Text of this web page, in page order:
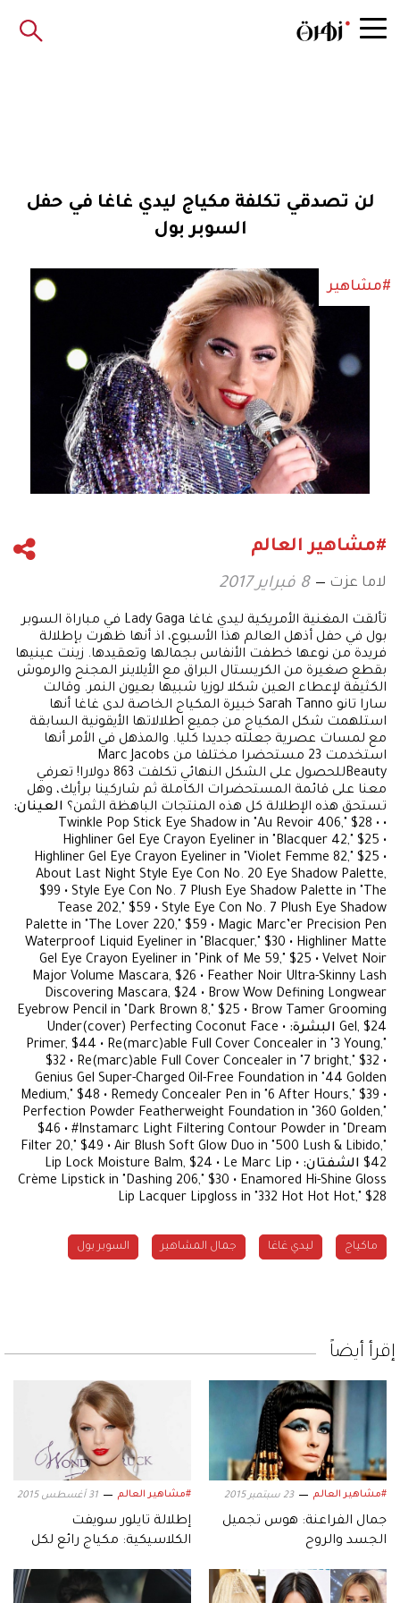
لن تصدقي تكلفة مكياج ليدي غاغا في حفل
السوبر بول
#مشاهير
#مشاهير العالم
لاما عزت 8 فبراير 2017
تألقت المغنية الأمريكية ليدي غاغا Lady Gaga في مباراة السوبر
بول في حفل أذهل العالم هذا الأسبوع، اذ أنها ظهرت بإطلالة
فريدة من نوعها خطفت الأنفاس بجمالها وتعقيدها. زينت عينيها
بقطع صغيرة من الكريستال البراق مع الأيلاينر المجنح والرموش
الكثيفة لإعطاء العين شكلا لوزيا شبيها بعيون النمر. وقالت
سارا تانو Sarah Tanno خبيرة المكياج الخاصة لدى غاغا أنها
استلهمت شكل المكياج من جميع اطلالاتها الأيقونية السابقة
مع لمسات عصرية جعلته جديدا كليا. والمذهل في الأمر أنها
استخدمت 23 مستحضرا مختلفا من Marc Jacobs
Beautyللحصول على الشكل النهائي تكلفت 863 دولارا! تعرفي
معنا على قائمة المستحضرات الكاملة ثم شاركينا برأيك، وهل
تستحق هذه الإطلالة كل هذه المنتجات الباهظة الثمن؟ العينان:
• Twinkle Pop Stick Eye Shadow in "Au Revoir 406," $28 •
Highliner Gel Eye Crayon Eyeliner in "Blacquer 42," $25 •
Highliner Gel Eye Crayon Eyeliner in "Violet Femme 82," $25 •
About Last Night Style Eye Con No. 20 Eye Shadow Palette,
$99 • Style Eye Con No. 7 Plush Eye Shadow Palette in "The
Tease 202," $59 • Style Eye Con No. 7 Plush Eye Shadow
Palette in "The Lover 220," $59 • Magic Marc’er Precision Pen
Waterproof Liquid Eyeliner in "Blacquer," $30 • Highliner Matte
Gel Eye Crayon Eyeliner in "Pink of Me 59," $25 • Velvet Noir
Major Volume Mascara, $26 • Feather Noir Ultra-Skinny Lash
Discovering Mascara, $24 • Brow Wow Defining Longwear
Eyebrow Pencil in "Dark Brown 8," $25 • Brow Tamer Grooming
Gel, $24 البشرة:
• Under(cover) Perfecting Coconut Face
Primer, $44 • Re(marc)able Full Cover Concealer in "3 Young,"
$32 • Re(marc)able Full Cover Concealer in "7 bright," $32 •
Genius Gel Super-Charged Oil-Free Foundation in "44 Golden
Medium," $48 • Remedy Concealer Pen in "6 After Hours," $39 •
Perfection Powder Featherweight Foundation in "360 Golden,"
$46 • #Instamarc Light Filtering Contour Powder in "Dream
Filter 20," $49 • Air Blush Soft Glow Duo in "500 Lush & Libido,"
$42 الشفتان:
• Lip Lock Moisture Balm, $24 • Le Marc Lip
Crème Lipstick in "Dashing 206," $30 • Enamored Hi-Shine Gloss
Lip Lacquer Lipgloss in "332 Hot Hot Hot," $28
ماكياج ليدي غاغا جمال المشاهير السوبر بول
إقرأ أيضاً
#مشاهير العالم 23 سبتمبر 2015
جمال الفراعنة: هوس تجميل
الجسد والروح
#مشاهير العالم 31 أغسطس 2015
إطلالة تايلور سويفت
الكلاسيكية: مكياج رائع لكل